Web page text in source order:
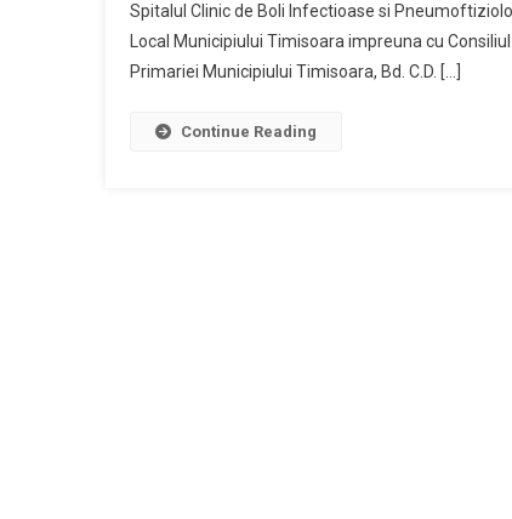
Spitalul Clinic de Boli Infectioase si
Local Municipiului Timisoara impreuna cu
Primariei Municipiului Timisoara, Bd. C.D. […]
Continue Reading